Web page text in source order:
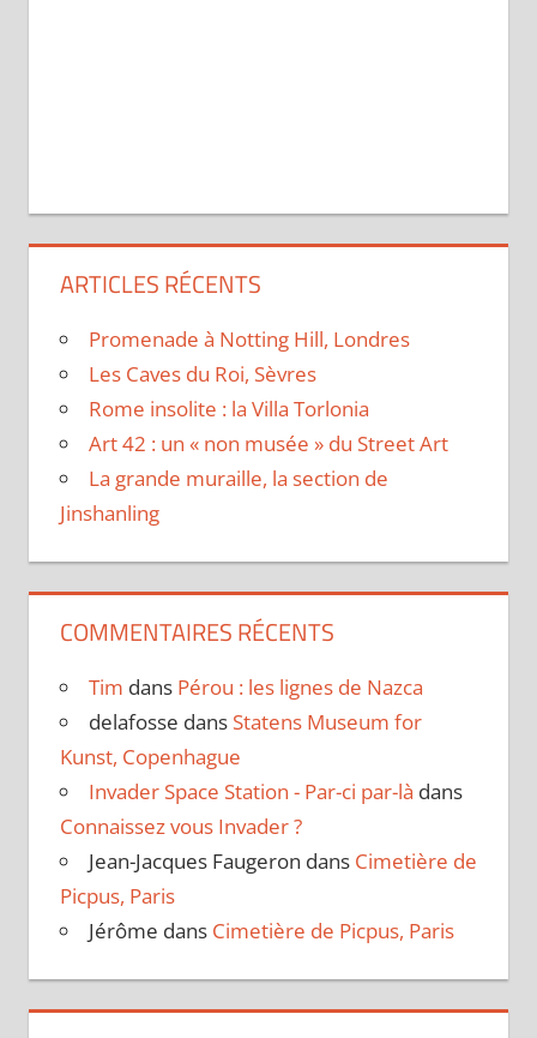
ARTICLES RÉCENTS
Promenade à Notting Hill, Londres
Les Caves du Roi, Sèvres
Rome insolite : la Villa Torlonia
Art 42 : un « non musée » du Street Art
La grande muraille, la section de
Jinshanling
COMMENTAIRES RÉCENTS
Tim dans Pérou : les lignes de Nazca
delafosse dans Statens Museum for
Kunst, Copenhague
Invader Space Station - Par-ci par-là dans
Connaissez vous Invader ?
Jean-Jacques Faugeron dans Cimetière de
Picpus, Paris
Jérôme dans Cimetière de Picpus, Paris